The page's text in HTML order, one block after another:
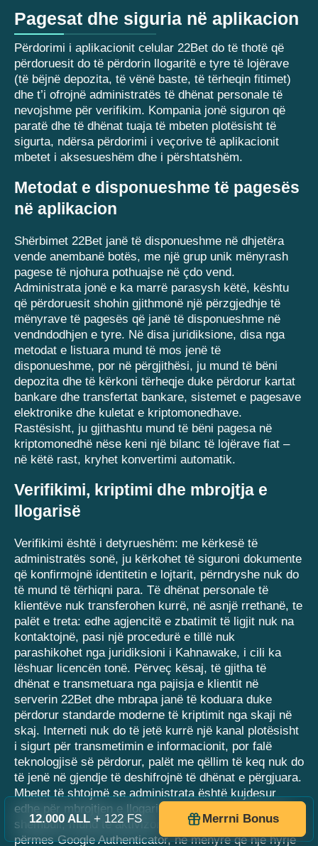
Pagesat dhe siguria në aplikacion
Përdorimi i aplikacionit celular 22Bet do të thotë që
përdoruesit do të përdorin llogaritë e tyre të lojërave
(të bëjnë depozita, të vënë baste, të tërheqin fitimet)
dhe t’i ofrojnë administratës të dhënat personale të
nevojshme për verifikim. Kompania jonë siguron që
paratë dhe të dhënat tuaja të mbeten plotësisht të
sigurta, ndërsa përdorimi i veçorive të aplikacionit
mbetet i aksesueshëm dhe i përshtatshëm.
Metodat e disponueshme të pagesës
në aplikacion
Shërbimet 22Bet janë të disponueshme në dhjetëra
vende anembanë botës, me një grup unik mënyrash
pagese të njohura pothuajse në çdo vend.
Administrata jonë e ka marrë parasysh këtë, kështu
që përdoruesit shohin gjithmonë një përzgjedhje të
mënyrave të pagesës që janë të disponueshme në
vendndodhjen e tyre. Në disa juridiksione, disa nga
metodat e listuara mund të mos jenë të
disponueshme, por në përgjithësi, ju mund të bëni
depozita dhe të kërkoni tërheqje duke përdorur kartat
bankare dhe transfertat bankare, sistemet e pagesave
elektronike dhe kuletat e kriptomonedhave.
Rastësisht, ju gjithashtu mund të bëni pagesa në
kriptomonedhë nëse keni një bilanc të lojërave fiat –
në këtë rast, kryhet konvertimi automatik.
Verifikimi, kriptimi dhe mbrojtja e
llogarisë
Verifikimi është i detyrueshëm: me kërkesë të
administratës sonë, ju kërkohet të siguroni dokumente
që konfirmojnë identitetin e lojtarit, përndryshe nuk do
të mund të tërhiqni para. Të dhënat personale të
klientëve nuk transferohen kurrë, në asnjë rrethanë, te
palët e treta: edhe agjencitë e zbatimit të ligjit nuk na
kontaktojnë, pasi një procedurë e tillë nuk
parashikohet nga juridiksioni i Kahnawake, i cili ka
lëshuar licencën tonë. Përveç kësaj, të gjitha të
dhënat e transmetuara nga pajisja e klientit në
serverin 22Bet dhe mbrapa janë të koduara duke
përdorur standarde moderne të kriptimit nga skaji në
skaj. Interneti nuk do të jetë kurrë një kanal plotësisht
i sigurt për transmetimin e informacionit, por falë
teknologjisë së përdorur, palët me qëllim të keq nuk do
të jenë në gjendje të deshifrojnë të dhënat e përgjuara.
Mbetet të shtojmë se administrata është kujdesur
edhe për mbrojtjen e llogarisë nga ana e klientit: për
shembull, mund të aktivizoni vërtetimin me dy faktorë
përmes Google Authenticator, në mënyrë që një hyrje
12.000 ALL + 122 FS Merrni Bonus